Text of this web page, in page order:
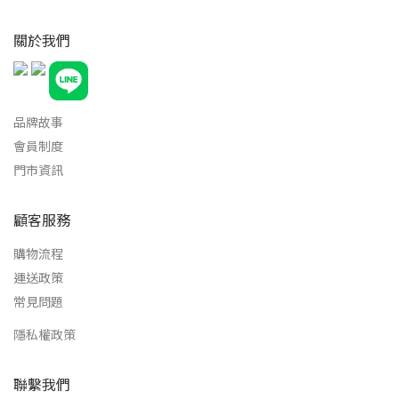
關於我們
品牌故事
會員制度
門市資訊
顧客服務
購物流程
運送政策
常見問題
隱私權政策
聯繫我們